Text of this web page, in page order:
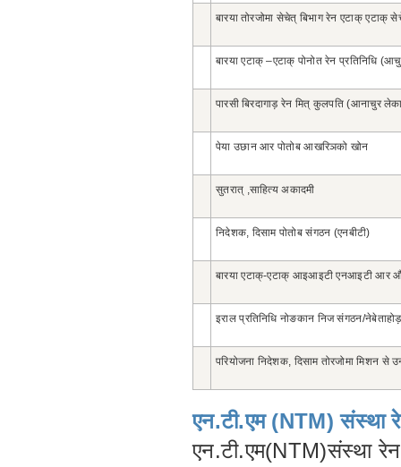
बारया तोरजोमा सेचेत् बिभाग रेन एटाक् एटाक्
बारया एटाक् –एटाक् पोनोत रेन प्रतिनिधि
पारसी बिरदागाड़ रेन मित् कुलपति (आनाचुर
पेया उछान आर पोतोब आखरिञको खोन
सुतरात् ,साहित्य अकादमी
निदेशक, दिसाम पोतोब संगठन (एनबीटी)
बारया एटाक्-एटाक् आइआइटी एनआइटी आर
इराल प्रतिनिधि नोङकान निज संगठन/
परियोजना निदेशक, दिसाम तोरजोमा मिशन से
एन.टी.एम (NTM) संस्था
एन.टी.एम(NTM)संस्था रेन